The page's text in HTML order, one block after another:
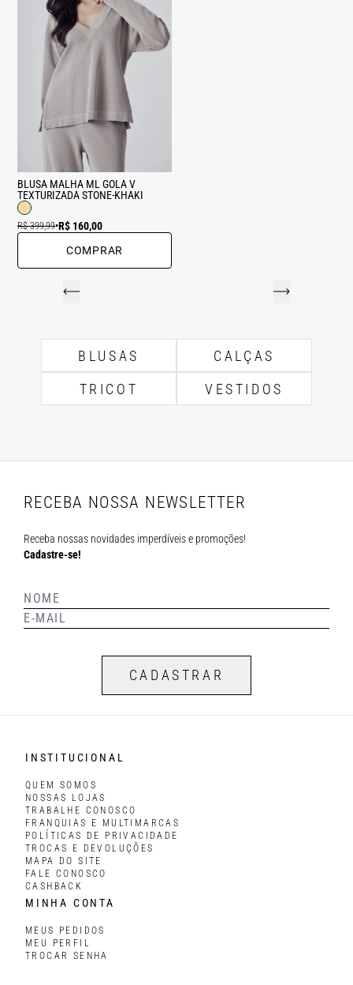
BLUSA MALHA ML GOLA V
TEXTURIZADA STONE-KHAKI
R$ 399,99•R$ 160,00
COMPRAR
BLUSAS
CALÇAS
TRICOT
VESTIDOS
RECEBA NOSSA NEWSLETTER
Receba nossas novidades imperdíveis e promoções!
Cadastre-se!
CADASTRAR
INSTITUCIONAL
QUEM SOMOS
NOSSAS LOJAS
TRABALHE CONOSCO
FRANQUIAS E MULTIMARCAS
POLÍTICAS DE PRIVACIDADE
TROCAS E DEVOLUÇÕES
MAPA DO SITE
FALE CONOSCO
CASHBACK
MINHA CONTA
MEUS PEDIDOS
MEU PERFIL
TROCAR SENHA